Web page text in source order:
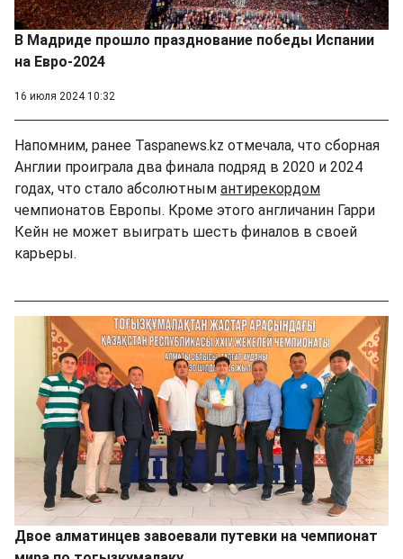
В Мадриде прошло празднование победы Испании
на Евро-2024
16 июля 2024 10:32
Напомним, ранее Taspanews.kz отмечала, что сборная
Англии проиграла два финала подряд в 2020 и 2024
годах, что стало абсолютным антирекордом
чемпионатов Европы. Кроме этого англичанин Гарри
Кейн не может выиграть шесть финалов в своей
карьеры.
Двое алматинцев завоевали путевки на чемпионат